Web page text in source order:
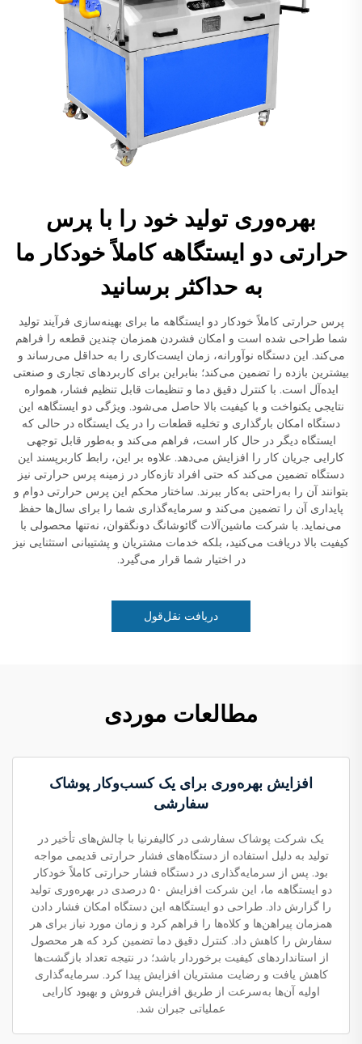
بهره‌وری تولید خود را با پرس
حرارتی دو ایستگاهه کاملاً خودکار ما
به حداکثر برسانید
پرس حرارتی کاملاً خودکار دو ایستگاهه ما برای بهینه‌سازی فرآیند تولید
شما طراحی شده است و امکان فشردن همزمان چندین قطعه را فراهم
می‌کند. این دستگاه نوآورانه، زمان ایست‌کاری را به حداقل می‌رساند و
بیشترین بازده را تضمین می‌کند؛ بنابراین برای کاربردهای تجاری و صنعتی
ایده‌آل است. با کنترل دقیق دما و تنظیمات قابل تنظیم فشار، همواره
نتایجی یکنواخت و با کیفیت بالا حاصل می‌شود. ویژگی دو ایستگاهه این
دستگاه امکان بارگذاری و تخلیه قطعات را در یک ایستگاه در حالی که
ایستگاه دیگر در حال کار است، فراهم می‌کند و به‌طور قابل توجهی
کارایی جریان کار را افزایش می‌دهد. علاوه بر این، رابط کاربرپسند این
دستگاه تضمین می‌کند که حتی افراد تازه‌کار در زمینه پرس حرارتی نیز
بتوانند آن را به‌راحتی به‌کار ببرند. ساختار محکم این پرس حرارتی دوام و
پایداری آن را تضمین می‌کند و سرمایه‌گذاری شما را برای سال‌ها حفظ
می‌نماید. با شرکت ماشین‌آلات گائوشانگ دونگقوان، نه‌تنها محصولی با
کیفیت بالا دریافت می‌کنید، بلکه خدمات مشتریان و پشتیبانی استثنایی نیز
در اختیار شما قرار می‌گیرد.
دریافت نقل‌قول
مطالعات موردی
افزایش بهره‌وری برای یک کسب‌وکار پوشاک
سفارشی
یک شرکت پوشاک سفارشی در کالیفرنیا با چالش‌های تأخیر در
تولید به دلیل استفاده از دستگاه‌های فشار حرارتی قدیمی مواجه
بود. پس از سرمایه‌گذاری در دستگاه فشار حرارتی کاملاً خودکار
دو ایستگاهه ما، این شرکت افزایش ۵۰ درصدی در بهره‌وری تولید
را گزارش داد. طراحی دو ایستگاهه این دستگاه امکان فشار دادن
همزمان پیراهن‌ها و کلاه‌ها را فراهم کرد و زمان مورد نیاز برای هر
سفارش را کاهش داد. کنترل دقیق دما تضمین کرد که هر محصول
از استانداردهای کیفیت برخوردار باشد؛ در نتیجه تعداد بازگشت‌ها
کاهش یافت و رضایت مشتریان افزایش پیدا کرد. سرمایه‌گذاری
اولیه آن‌ها به‌سرعت از طریق افزایش فروش و بهبود کارایی
عملیاتی جبران شد.